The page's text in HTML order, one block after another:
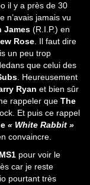
il y a près de 30
n’avais jamais vu
James (R.I.P.) en
Rose . Il faut dire
un peu trop
que celui des
. Heureusement
Ryan et bien sûr
rappeler que The
Et puis ce rappel
« White Rabbit »
convaincre.
MS1 pour voir le
car je reste
pourtant très